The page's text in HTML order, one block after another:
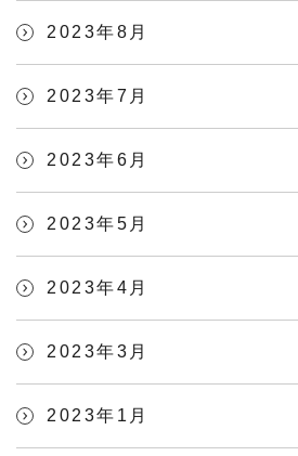
2023年8月
2023年7月
2023年6月
2023年5月
2023年4月
2023年3月
2023年1月